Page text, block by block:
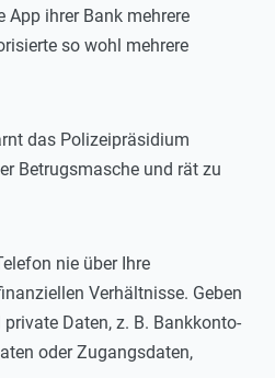
App ihrer Bank mehrere
so wohl mehrere
das Polizeipräsidium
Betrugsmasche und rät zu
nie über Ihre
Verhältnisse. Geben
Daten, z. B. Bankkonto-
oder Zugangsdaten,